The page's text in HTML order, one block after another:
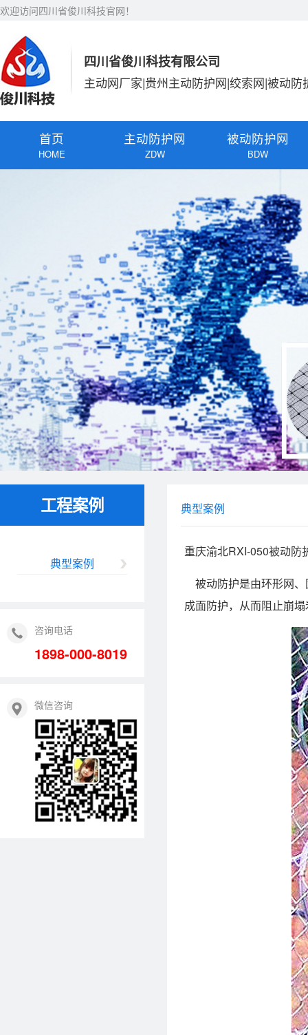
欢迎访问四川省俊川科技官网！
四川省俊川科技有限公司
主动网厂家|贵州主动防护网|绞索网|被动
首页
HOME
主动防护网
ZDW
被动防护网
BDW
工程案例
典型案例
咨询电话
1898-000-8019
微信咨询
典型案例
重庆渝北RXI-050被动防
被动防护是由环形网、
成面防护，从而阻止崩